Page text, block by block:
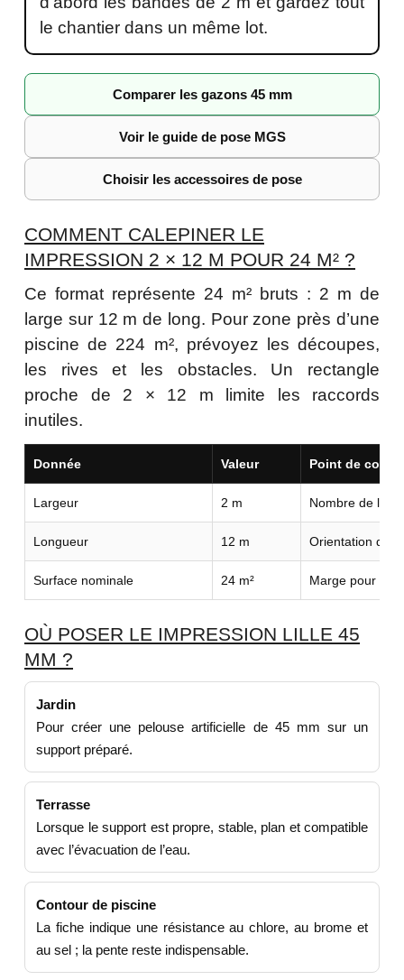
le chantier dans un même lot.
Comparer les gazons 45 mm
Voir le guide de pose MGS
Choisir les accessoires de pose
COMMENT CALEPINER LE
IMPRESSION 2 × 12 M POUR 24 M² ?
Ce format représente 24 m² bruts : 2 m de
large sur 12 m de long. Pour zone près d’une
piscine de 224 m², prévoyez les découpes,
les rives et les obstacles. Un rectangle
proche de 2 × 12 m limite les raccords
inutiles.
Donnée Valeur Point de
Largeur 2 m Nombre de lés
Longueur 12 m Orientation du
Surface nominale 24 m² Marge pour
OÙ POSER LE IMPRESSION LILLE 45
MM ?
Jardin
Pour créer une pelouse artificielle de 45 mm sur un
support préparé.
Terrasse
Lorsque le support est propre, stable, plan et compatible
avec l’évacuation de l’eau.
Contour de piscine
La fiche indique une résistance au chlore, au brome et
au sel ; la pente reste indispensable.